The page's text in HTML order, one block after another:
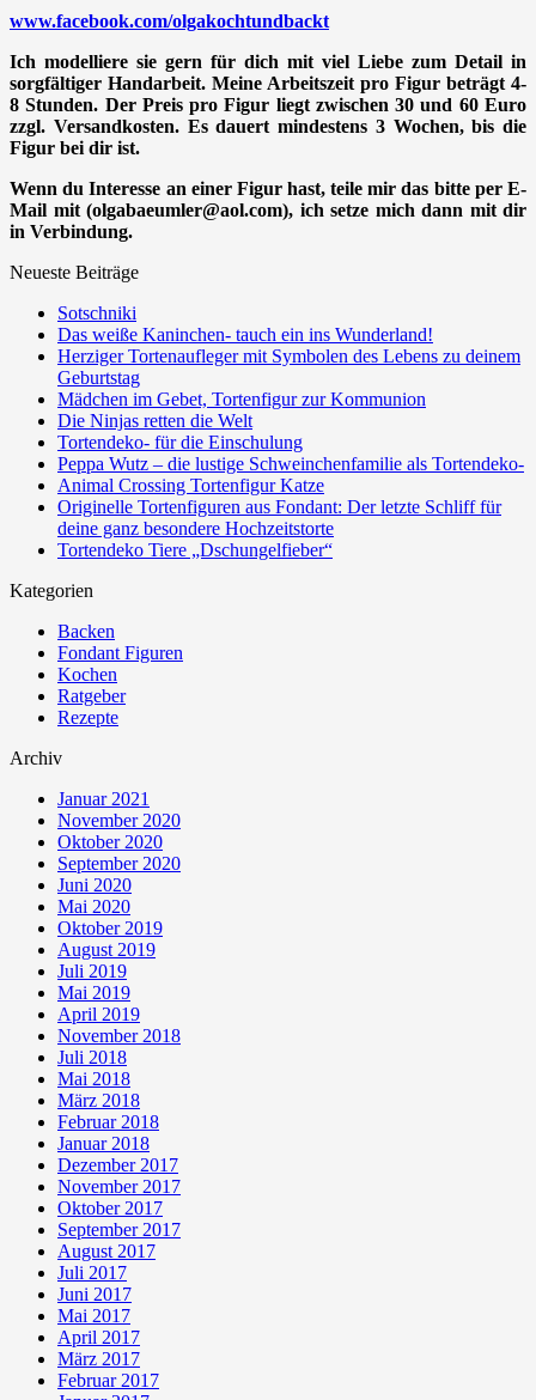
www.facebook.com/olgakochtundbackt
Ich modelliere sie gern für dich mit viel Liebe zum Detail in
sorgfältiger Handarbeit. Meine Arbeitszeit pro Figur beträgt 4-
8 Stunden. Der Preis pro Figur liegt zwischen 30 und 60 Euro
zzgl. Versandkosten. Es dauert mindestens 3 Wochen, bis die
Figur bei dir ist.
Wenn du Interesse an einer Figur hast, teile mir das bitte per E-
Mail mit (olgabaeumler@aol.com), ich setze mich dann mit dir
in Verbindung.
Neueste Beiträge
Sotschniki
Das weiße Kaninchen- tauch ein ins Wunderland!
Herziger Tortenaufleger mit Symbolen des Lebens zu deinem
Geburtstag
Mädchen im Gebet, Tortenfigur zur Kommunion
Die Ninjas retten die Welt
Tortendeko- für die Einschulung
Peppa Wutz – die lustige Schweinchenfamilie als Tortendeko-
Animal Crossing Tortenfigur Katze
Originelle Tortenfiguren aus Fondant: Der letzte Schliff für
deine ganz besondere Hochzeitstorte
Tortendeko Tiere „Dschungelfieber“
Kategorien
Backen
Fondant Figuren
Kochen
Ratgeber
Rezepte
Archiv
Januar 2021
November 2020
Oktober 2020
September 2020
Juni 2020
Mai 2020
Oktober 2019
August 2019
Juli 2019
Mai 2019
April 2019
November 2018
Juli 2018
Mai 2018
März 2018
Februar 2018
Januar 2018
Dezember 2017
November 2017
Oktober 2017
September 2017
August 2017
Juli 2017
Juni 2017
Mai 2017
April 2017
März 2017
Februar 2017